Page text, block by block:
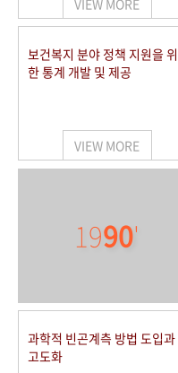
VIEW MORE
보건복지 분야 정책 지원을 위
한 통계 개발 및 제공
VIEW MORE
1990'
과학적 빈곤계측 방법 도입과
고도화